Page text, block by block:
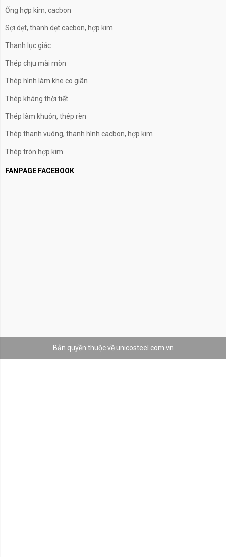
Ống hợp kim, cacbon
Sợi dẹt, thanh dẹt cacbon, hợp kim
Thanh lục giác
Thép chịu mài mòn
Thép hình làm khe co giãn
Thép kháng thời tiết
Thép làm khuôn, thép rèn
Thép thanh vuông, thanh hình cacbon, hợp kim
Thép tròn hợp kim
FANPAGE FACEBOOK
Bản quyền thuộc về unicosteel.com.vn